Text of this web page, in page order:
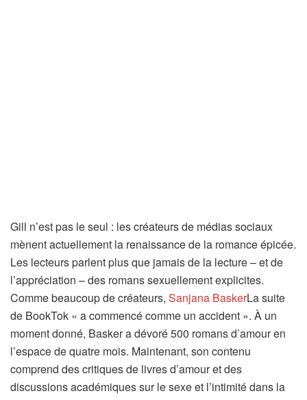
Gill n’est pas le seul : les créateurs de médias sociaux
mènent actuellement la renaissance de la romance épicée.
Les lecteurs parlent plus que jamais de la lecture – et de
l’appréciation – des romans sexuellement explicites.
Comme beaucoup de créateurs, Sanjana BaskerLa suite
de BookTok « a commencé comme un accident ». À un
moment donné, Basker a dévoré 500 romans d’amour en
l’espace de quatre mois. Maintenant, son contenu
comprend des critiques de livres d’amour et des
discussions académiques sur le sexe et l’intimité dans la